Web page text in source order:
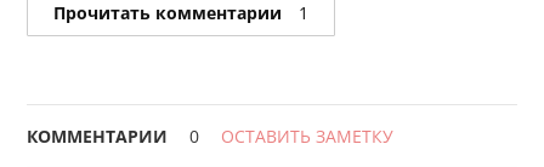
Прочитать комментарии 1
КОММЕНТАРИИ 0
ОСТАВИТЬ ЗАМЕТКУ